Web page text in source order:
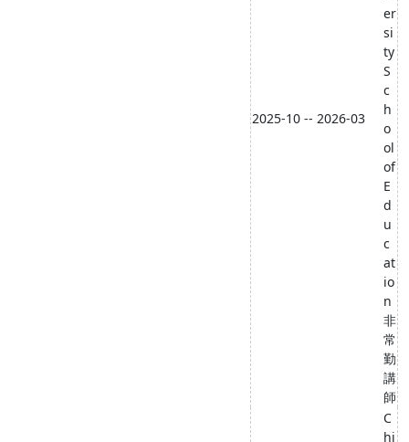
2025-10 -- 2026-03
er
si
ty
S
c
h
o
ol
of
E
d
u
c
at
io
n
非
常
勤
講
師
C
hi